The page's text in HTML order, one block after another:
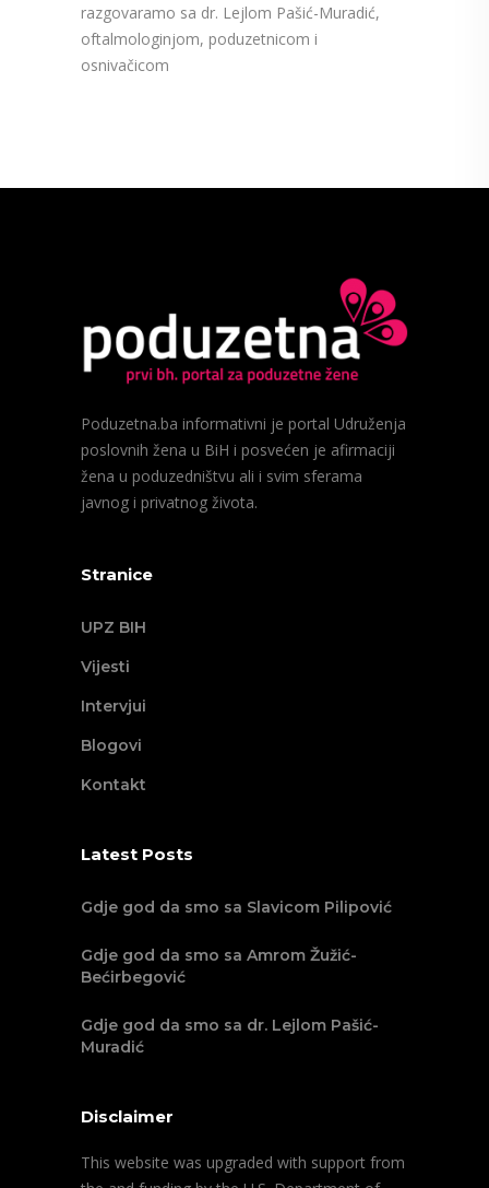
razgovaramo sa dr. Lejlom Pašić-Muradić,
oftalmologinjom, poduzetnicom i
osnivačicom
Poduzetna.ba informativni je portal Udruženja
poslovnih žena u BiH i posvećen je afirmaciji
žena u poduzedništvu ali i svim sferama
javnog i privatnog života.
Stranice
UPZ BIH
Vijesti
Intervjui
Blogovi
Kontakt
Latest Posts
Gdje god da smo sa Slavicom Pilipović
Gdje god da smo sa Amrom Žužić-
Bećirbegović
Gdje god da smo sa dr. Lejlom Pašić-
Muradić
Disclaimer
This website was upgraded with support from